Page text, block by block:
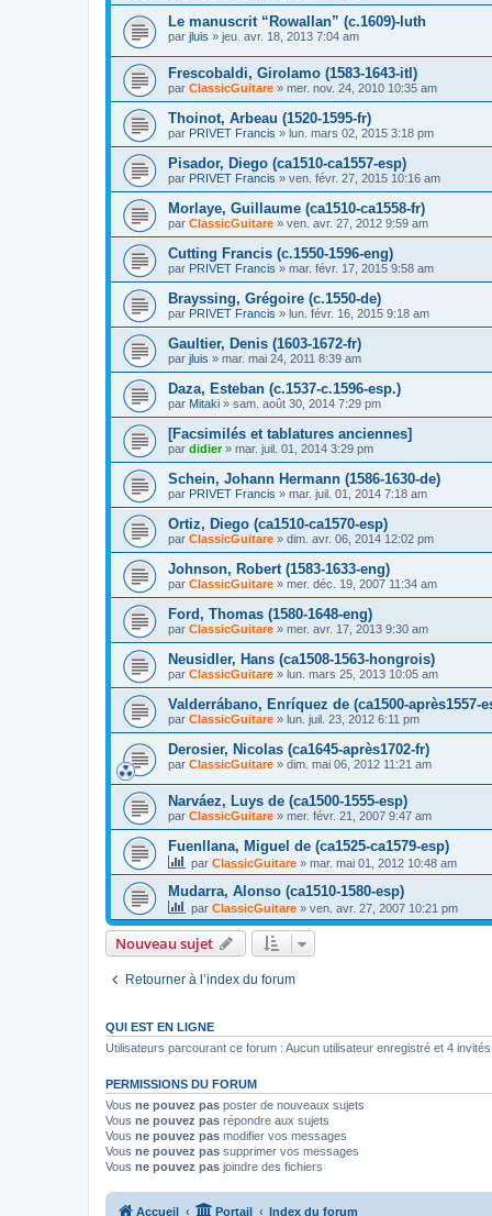
Le manuscrit “Rowallan” (c.1609)-luth
par jluis » jeu. avr. 18, 2013 7:04 am
Frescobaldi, Girolamo (1583-1643-itl)
par ClassicGuitare » mer. nov. 24, 2010 10:35 am
Thoinot, Arbeau (1520-1595-fr)
par PRIVET Francis » lun. mars 02, 2015 3:18 pm
Pisador, Diego (ca1510-ca1557-esp)
par PRIVET Francis » ven. févr. 27, 2015 10:16 am
Morlaye, Guillaume (ca1510-ca1558-fr)
par ClassicGuitare » ven. avr. 27, 2012 9:59 am
Cutting Francis (c.1550-1596-eng)
par PRIVET Francis » mar. févr. 17, 2015 9:58 am
Brayssing, Grégoire (c.1550-de)
par PRIVET Francis » lun. févr. 16, 2015 9:18 am
Gaultier, Denis (1603-1672-fr)
par jluis » mar. mai 24, 2011 8:39 am
Daza, Esteban (c.1537-c.1596-esp.)
par Mitaki » sam. août 30, 2014 7:29 pm
[Facsimilés et tablatures anciennes]
par didier» mar. juil. 01, 2014 3:29 pm
Schein, Johann Hermann (1586-1630-de)
par PRIVET Francis » mar. juil. 01, 2014 7:18 am
Ortiz, Diego (ca1510-ca1570-esp)
par ClassicGuitare » dim. avr. 06, 2014 12:02 pm
Johnson, Robert (1583-1633-eng)
par ClassicGuitare » mer. déc. 19, 2007 11:34 am
Ford, Thomas (1580-1648-eng)
par ClassicGuitare » mer. avr. 17, 2013 9:30 am
Neusidler, Hans (ca1508-1563-hongrois)
par ClassicGuitare » lun. mars 25, 2013 10:05 am
Valderrábano, Enríquez de (ca1500-après1557-
par ClassicGuitare » lun. juil. 23, 2012 6:11 pm
Derosier, Nicolas (ca1645-après1702-fr)
par ClassicGuitare » dim. mai 06, 2012 11:21 am
Narváez, Luys de (ca1500-1555-esp)
par ClassicGuitare » mer. févr. 21, 2007 9:47 am
Fuenllana, Miguel de (ca1525-ca1579-esp)
par ClassicGuitare » mar. mai 01, 2012 10:48 am
Mudarra, Alonso (ca1510-1580-esp)
par ClassicGuitare » ven. avr. 27, 2007 10:21 pm
Nouveau sujet
Retourner à l’index du forum
QUI EST EN LIGNE
Utilisateurs parcourant ce forum : Aucun utilisateur enregistré et 4 invités
PERMISSIONS DU FORUM
Vous ne pouvez pas poster de nouveaux sujets
Vous ne pouvez pas répondre aux sujets
Vous ne pouvez pas modifier vos messages
Vous ne pouvez pas supprimer vos messages
Vous ne pouvez pas joindre des fichiers
Accueil Portail Index du forum